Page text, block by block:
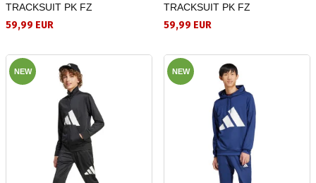
TRACKSUIT PK FZ
59,99 EUR
TRACKSUIT PK FZ
59,99 EUR
NEW NEW